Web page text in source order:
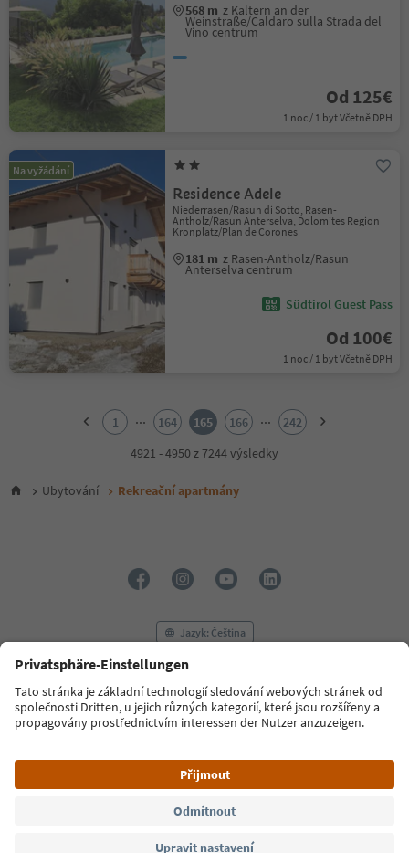
568 m z Kaltern an der
Weinstraße/Caldaro sulla Strada del
Vino centrum
Od 125€
1 noc / 1 byt Včetně DPH
Na vyžádání
Residence Adele
Niederrasen/Rasun di Sotto, Rasen-
Antholz/Rasun Anterselva, Dolomites Region
Kronplatz/Plan de Corones
181 m z Rasen-Antholz/Rasun
Anterselva centrum
Südtirol Guest Pass
Od 100€
1 noc / 1 byt Včetně DPH
6
16
17
18
19
21
1 ... 164 165 166 ...
242
4921 - 4950 z 7244 výsledky
Ubytování Rekreační apartmány
Jazyk: Čeština
FAQ Kontaktujte nás Tisk
MICE
Zásady ochrany osobních údajů
Podmínky a ujednání
Tiráž
Prohlášení o přístupnosti